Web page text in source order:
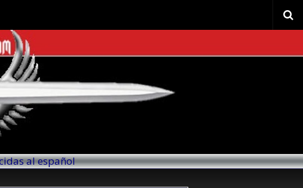
al español